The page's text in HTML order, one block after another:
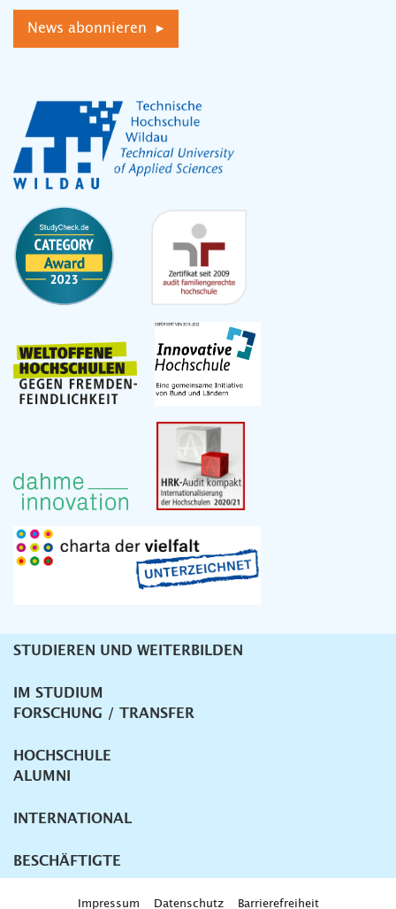
News abonnieren ▸
Unternavigation
STUDIEREN UND WEITERBILDEN
IM STUDIUM
FORSCHUNG / TRANSFER
HOCHSCHULE
ALUMNI
INTERNATIONAL
BESCHÄFTIGTE
Impressum Datenschutz Barrierefreiheit